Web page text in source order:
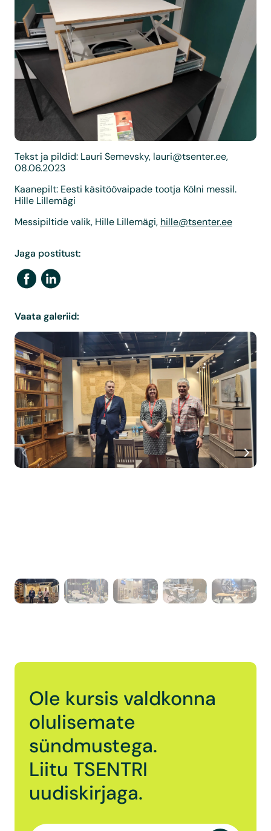
Tekst ja pildid: Lauri Semevsky, lauri@tsenter.ee,
08.06.2023
Kaanepilt: Eesti käsitöövaipade tootja Kölni messil.
Hille Lillemägi
Messipiltide valik, Hille Lillemägi, hille@tsenter.ee
Jaga postitust:
Vaata galeriid:
Ole kursis valdkonna
olulisemate
sündmustega.
Liitu TSENTRI
uudiskirjaga.